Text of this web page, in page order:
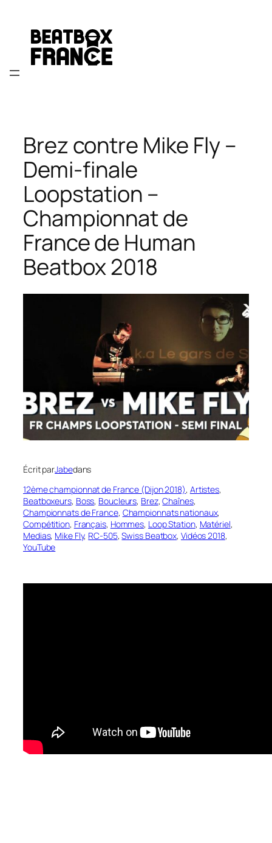
contenu
Brez contre Mike Fly –
Demi-finale
Loopstation –
Championnat de
France de Human
Beatbox 2018
Écrit parJabedans
12ème championnat de France (Dijon 2018), Artistes
Beatboxeurs, Boss, Boucleurs, Brez, Chaînes
Championnats de France, Championnats nationaux
Compétition, Français, Hommes, Loop Station, Matériel
Medias, Mike Fly, RC-505, Swiss Beatbox, Vidéos 2018
YouTube